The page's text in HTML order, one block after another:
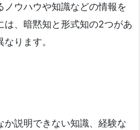
ノウハウや知識などの情報を
、暗黙知と形式知の2つがあ
ります。
説明できない知識、経験な